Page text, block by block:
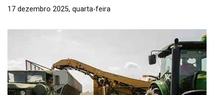
17 dezembro 2025, quarta-feira